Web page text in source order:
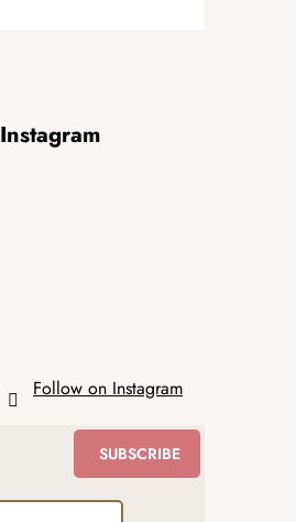
Instagram
Follow on Instagram
SUBSCRIBE